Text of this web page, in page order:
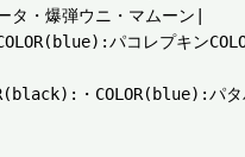
タ・爆弾ウニ・マムーン|
パコレプキン
・COLOR(blue):パタ